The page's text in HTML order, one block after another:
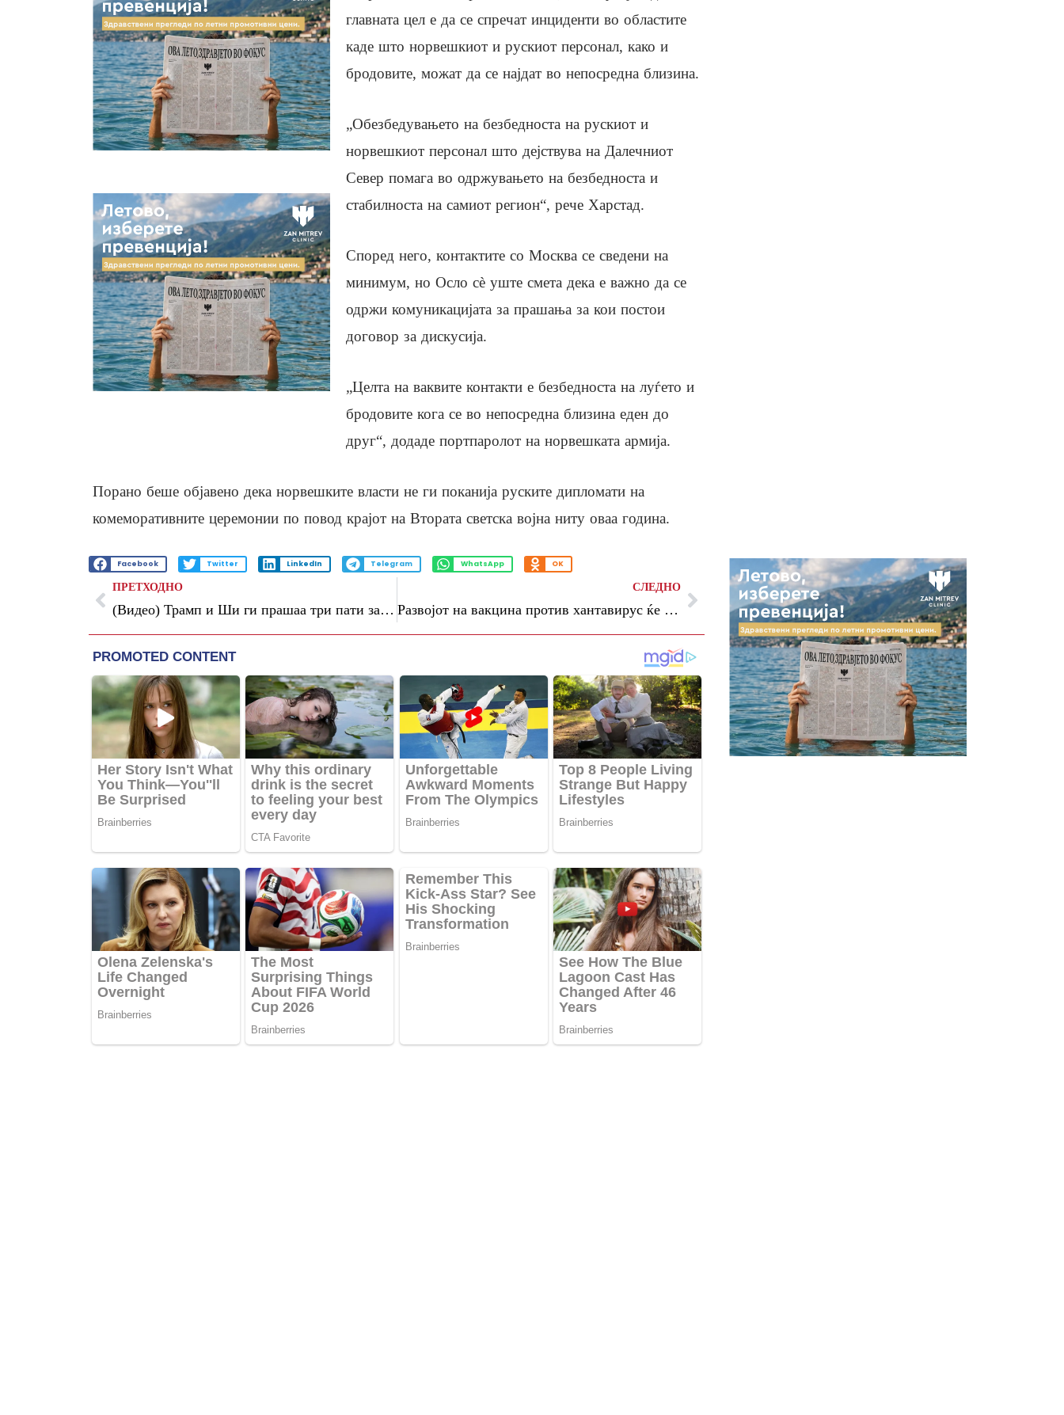
главната цел е да се спречат инциденти во областите
каде што норвешкиот и рускиот персонал, како и
бродовите, можат да се најдат во непосредна близина.
„Обезбедувањето на безбедноста на рускиот и
норвешкиот персонал што дејствува на Далечниот
Север помага во одржувањето на безбедноста и
стабилноста на самиот регион“, рече Харстад.
Според него, контактите со Москва се сведени на
минимум, но Осло сè уште смета дека е важно да се
одржи комуникацијата за прашања за кои постои
договор за дискусија.
„Целта на ваквите контакти е безбедноста на луѓето и
бродовите кога се во непосредна близина еден до
друг“, додаде портпаролот на норвешката армија.
Порано беше објавено дека норвешките власти не ги поканија руските дипломати на
комеморативните церемонии по повод крајот на Втората светска војна ниту оваа година.
Facebook Twitter LinkedIn Telegram WhatsApp OK
ПРЕТХОДНО
(Видео) Трамп и Ши ги прашаа три пати за Тајван, тие го игнорираа прашањето
СЛЕДНО
Развојот на вакцина против хантавирус ќе трае неколку години